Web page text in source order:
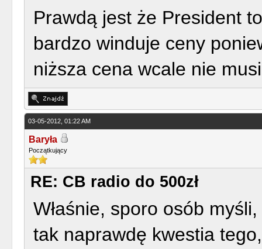
Prawdą jest że President
bardzo winduje ceny
niższa cena wcale nie
03-05-2012, 01:22 AM
Baryła
Początkujący
RE: CB radio do 500zł
Właśnie, sporo osób
tak naprawdę kwestia